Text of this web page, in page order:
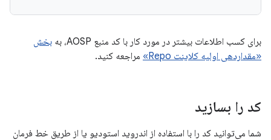
برای کسب اطلاعات بیشتر در مورد کار با کد منبع AOSP، به
بخش
«مقداردهی اولیه کلاینت Repo»
مراجعه کنید.
کد را بسازید
شما می‌توانید کد را با استفاده از اندروید استودیو یا از طریق خط فرمان